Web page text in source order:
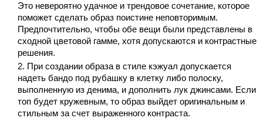
Это невероятно удачное и трендовое сочетание, которое
поможет сделать образ поистине неповторимым.
Предпочтительно, чтобы обе вещи были представлены в
сходной цветовой гамме, хотя допускаются и контрастные
решения.
При создании образа в стиле кэжуал допускается
надеть бандо под рубашку в клетку либо полоску,
выполненную из денима, и дополнить лук джинсами. Если
топ будет кружевным, то образ выйдет оригинальным и
стильным за счет выраженного контраста.